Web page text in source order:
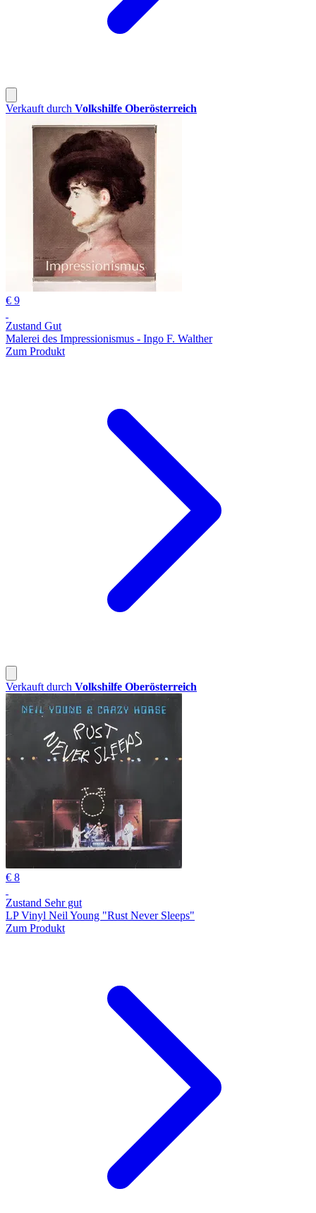
Verkauft durch Volkshilfe Oberösterreich
€ 9
Zustand Gut
Malerei des Impressionismus - Ingo F. Walther
Zum Produkt
Verkauft durch Volkshilfe Oberösterreich
€ 8
Zustand Sehr gut
LP Vinyl Neil Young "Rust Never Sleeps"
Zum Produkt